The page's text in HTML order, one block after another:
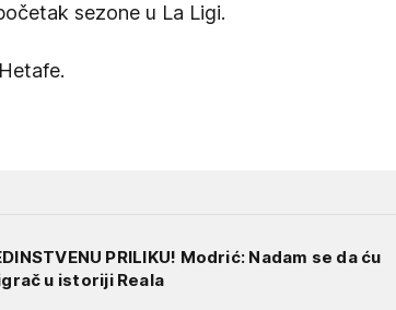
sezone u La Ligi.
PRILIKU! Modrić: Nadam se da ću
u istoriji Reala